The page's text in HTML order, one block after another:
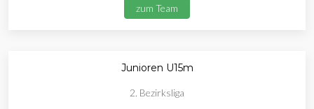
zum Team
Junioren U15m
2. Bezirksliga